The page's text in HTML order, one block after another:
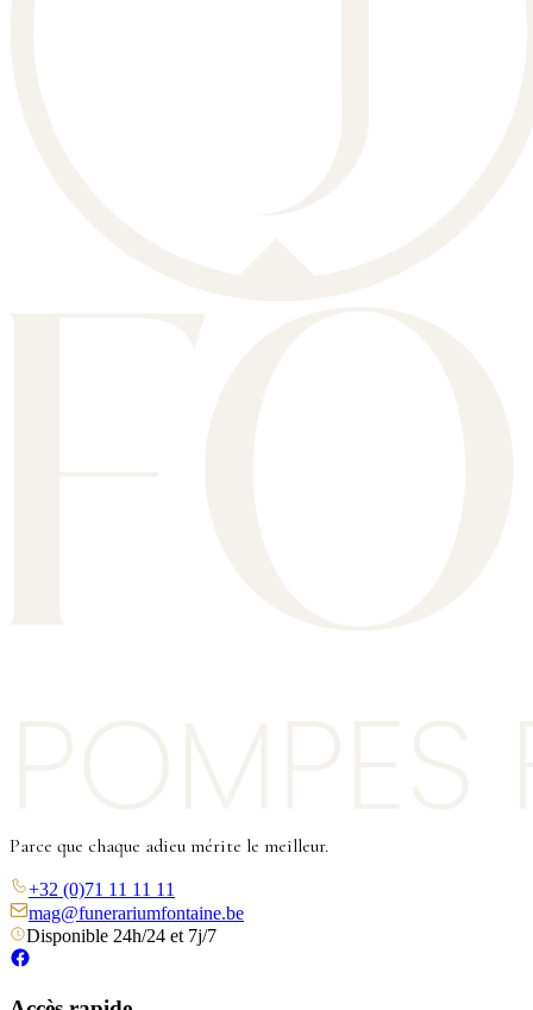
Parce que chaque adieu mérite le meilleur.
+32 (0)71 11 11 11
mag@funerariumfontaine.be
Disponible 24h/24 et 7j/7